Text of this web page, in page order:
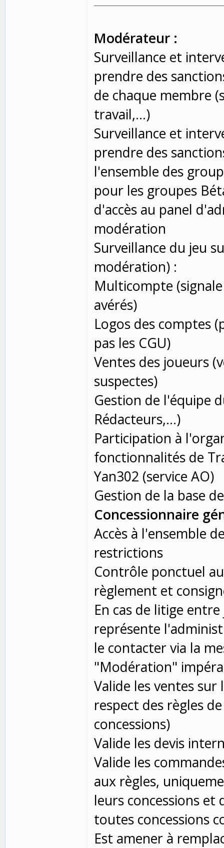
Modérateur :
Surveillance et
prendre des
de chaque membre
travail,...)
Surveillance et
prendre des
l'ensemble des
pour les groupes
d'accès au panel
modération
Surveillance du jeu
modération) :
Multicompte
avérés)
Logos des comptes
pas les CGU)
Ventes des joueurs
suspectes)
Gestion de l'équipe
Rédacteurs,...)
Participation à
fonctionnalités de
Yan302 (service AO)
Gestion de la base
Concessionnaire
Accès à l'ensemble
restrictions
Contrôle ponctuel
règlement et
En cas de litige
représente
le contacter via la
"Modération"
Valide les ventes sur
respect des règles
concessions)
Valide les devis
Valide les
aux règles,
leurs concessions et
toutes concessions
Est amener à